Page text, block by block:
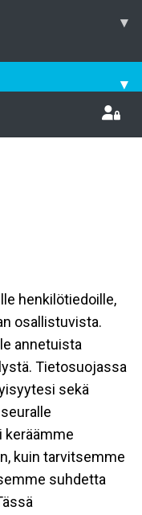
▾
▾
henkilötiedoille,
osallistuvista.
annetuista
Tietosuojassa
sekä
keräämme
kuin tarvitsemme
suhdetta